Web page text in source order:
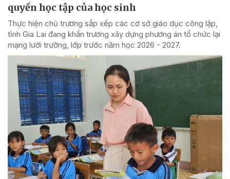
quyền học tập của học sinh
Thực hiện chủ trương sắp xếp các cơ sở giáo dục công lập,
tỉnh Gia Lai đang khẩn trương xây dựng phương án tổ chức lại
mạng lưới trường, lớp trước năm học 2026 - 2027.